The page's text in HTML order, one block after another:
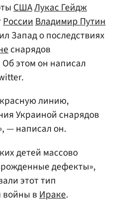
СШАЛукас Гейдж
РоссииВладимир Путин
Запад о последствиях
снарядов
этом он написал
линию,
Украиной снарядов
— написал он.
детей массово
дефекты»,
этот тип
войны в Ираке.